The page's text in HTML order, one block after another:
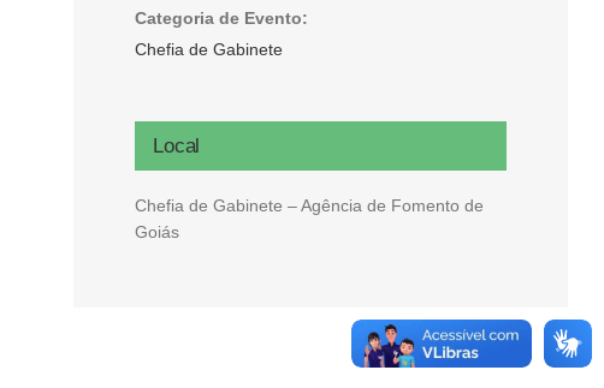
Conheça as demais linhas de crédito da GoiásFomento
Categoria de Evento:
Chefia de Gabinete
Local
Chefia de Gabinete – Agência de Fomento de
Goiás